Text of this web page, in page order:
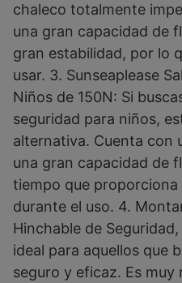
chaleco totalmente
una gran capacidad de
gran estabilidad, por lo
usar. 3. Sunseaplease
Niños de 150N: Si
seguridad para niños,
alternativa. Cuenta con
una gran capacidad de
tiempo que
durante el uso. 4.
Hinchable de
ideal para aquellos que
seguro y eficaz. Es muy